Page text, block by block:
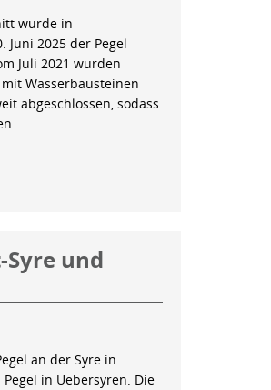
wurde in
2025 der Pegel
Juli 2021 wurden
Wasserbausteinen
abgeschlossen, sodass
Syre und
an der Syre in
in Uebersyren. Die